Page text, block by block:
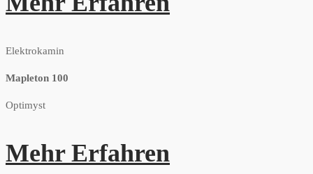
Elektrokamin
Mapleton 100
Optimyst
Mehr Erfahren